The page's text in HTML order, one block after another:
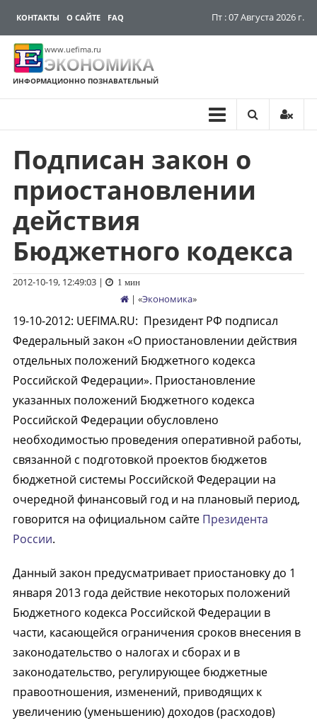
КОНТАКТЫ О САЙТЕ FAQ Пт : 07 Августа 2026 г.
www.uefima.ru
ЭКОНОМИКА
ИНФОРМАЦИОННО ПОЗНАВАТЕЛЬНЫЙ
Перейти
содержимому
Подписан закон о
приостановлении
действия
Бюджетного кодекса
2012-10-19, 12:49:03| 1 мин
| «Экономика»
19-10-2012: UEFIMA.RU: Президент РФ подписал
Федеральный закон «О приостановлении действия
отдельных положений Бюджетного кодекса
Российской Федерации». Приостановление
указанных положений Бюджетного кодекса
Российской Федерации обусловлено
необходимостью проведения оперативной работы,
связанной с подготовкой проектов бюджетов
бюджетной системы Российской Федерации на
очередной финансовый год и на плановый период,
говорится на официальном сайте Президента
России.
Данный закон предусматривает приостановку до 1
января 2013 года действие некоторых положений
Бюджетного кодекса Российской Федерации в
части, касающейся ограничения сроков внесения в
законодательство о налогах и сборах и в
законодательство, регулирующее бюджетные
правоотношения, изменений, приводящих к
увеличению (уменьшению) доходов (расходов)